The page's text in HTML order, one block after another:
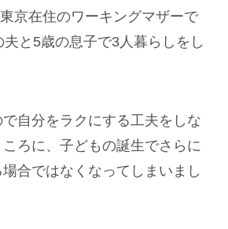
京在住のワーキングマザーで
と5歳の息子で3人暮らしをし
自分をラクにする工夫をしな
ろに、子どもの誕生でさらに
合ではなくなってしまいまし